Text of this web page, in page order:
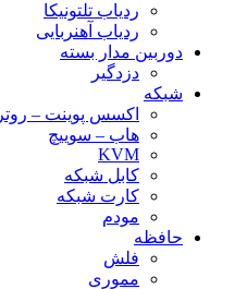
ردیاب تلتونیکا
ردیاب آهنربایی
دوربین مدار بسته
دزدگیر
شبکه
اکسس پوینت – روتر
هاب – سوییچ
KVM
کابل شبکه
کارت شبکه
مودم
حافظه
فلش
مموری